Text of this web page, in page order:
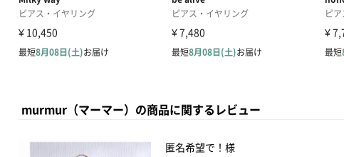
murmur（マーマー）の商品に関するレビュー
匿名希望で！様